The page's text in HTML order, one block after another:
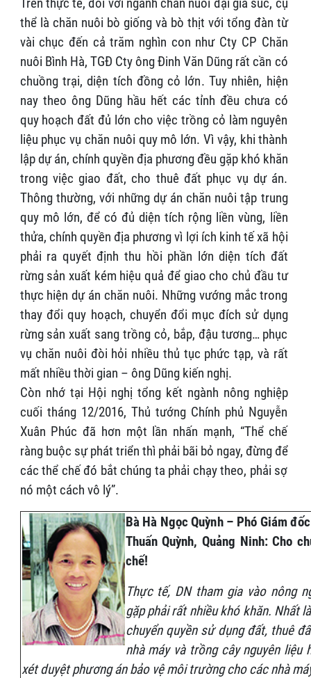
thể là chăn nuôi bò giống và bò thịt với tổng đàn từ
vài chục đến cả trăm nghìn con như Cty CP Chăn
nuôi Bình Hà, TGĐ Cty ông Đinh Văn Dũng rất cần có
chuồng trại, diện tích đồng cỏ lớn. Tuy nhiên, hiện
nay theo ông Dũng hầu hết các tỉnh đều chưa có
quy hoạch đất đủ lớn cho việc trồng cỏ làm nguyên
liệu phục vụ chăn nuôi quy mô lớn. Vì vậy, khi thành
lập dự án, chính quyền địa phương đều gặp khó khăn
trong việc giao đất, cho thuê đất phục vụ dự án.
Thông thường, với những dự án chăn nuôi tập trung
quy mô lớn, để có đủ diện tích rộng liền vùng, liền
thửa, chính quyền địa phương vì lợi ích kinh tế xã hội
phải ra quyết định thu hồi phần lớn diện tích đất
rừng sản xuất kém hiệu quả để giao cho chủ đầu tư
thực hiện dự án chăn nuôi. Những vướng mắc trong
thay đổi quy hoạch, chuyển đổi mục đích sử dụng
rừng sản xuất sang trồng cỏ, bắp, đậu tương… phục
vụ chăn nuôi đòi hỏi nhiều thủ tục phức tạp, và rất
mất nhiều thời gian – ông Dũng kiến nghị.
Còn nhớ tại Hội nghị tổng kết ngành nông nghiệp
cuối tháng 12/2016, Thủ tướng Chính phủ Nguyễn
Xuân Phúc đã hơn một lần nhấn mạnh, “Thể chế
ràng buộc sự phát triển thì phải bãi bỏ ngay, đừng để
các thể chế đó bắt chúng ta phải chạy theo, phải sợ
nó một cách vô lý”.
Bà Hà Ngọc Quỳnh – Phó Giám
Thuấn Quỳnh, Quảng Ninh: Cho
chế!
Thực tế, DN tham gia vào nông
gặp phải rất nhiều khó khăn. Nhất
chuyển quyền sử dụng đất, thuê
nhà máy và trồng cây nguyên liệu
xét duyệt phương án bảo vệ môi trường cho các nhà